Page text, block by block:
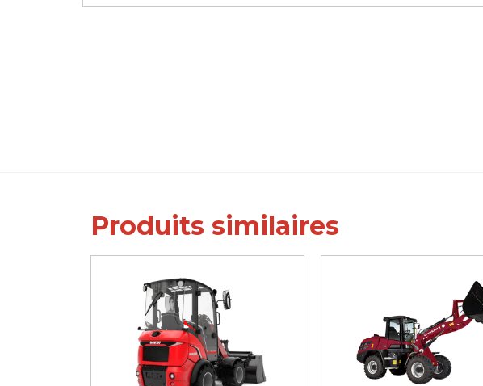
Produits similaires